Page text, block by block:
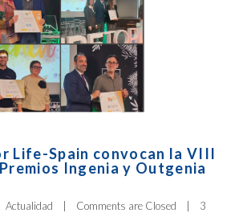
Life-Spain convocan la VIII
Ingenia y Outgenia
Actualidad | Comments are Closed |
3